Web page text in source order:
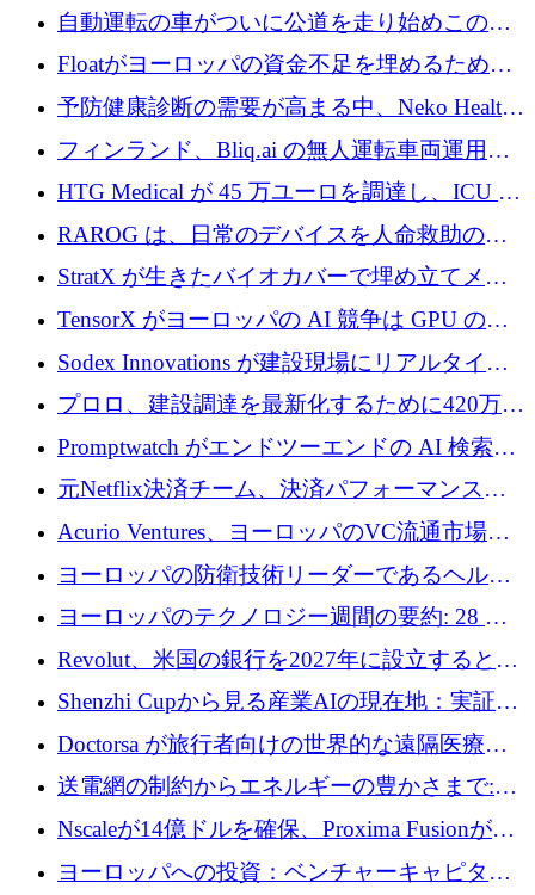
リーズ B で 3,200 万ドルを確保
自動運転の車がついに公道を走り始めこの国
が世界をリードしようとしている
Floatがヨーロッパの資金不足を埋めるために
シリーズAで450万ユーロを調達
予防健康診断の需要が高まる中、Neko Health
が 7 億ドルを調達
フィンランド、Bliq.ai の無人運転車両運用を
認可
HTG Medical が 45 万ユーロを調達し、ICU の
尿モニタリングを自動化するための MDR 認
証を獲得
RAROG は、日常のデバイスを人命救助の救
助ビーコンに変えるために 16 万 2,000 ユーロ
StratX が生きたバイオカバーで埋め立てメタ
ン対策に 119 万ドルを調達
TensorX がヨーロッパの AI 競争は GPU の所
有者によって決まると考える理由
Sodex Innovations が建設現場にリアルタイム
のインテリジェンスをもたらすために 400 万
ユーロを確保
プロロ、建設調達を最新化するために420万ポ
ンドを調達
Promptwatch がエンドツーエンドの AI 検索最
適化プラットフォームを拡張するために 600
万ユーロを調達
元Netflix決済チーム、決済パフォーマンスプ
ラットフォームNopanのためにこれまでに720
万ユーロを調達
Acurio Ventures、ヨーロッパのVC流通市場の
流動性を解放するために1億1,500万ユーロの
ファンドを立ち上げる
ヨーロッパの防衛技術リーダーであるヘルシ
ングは、180億ドルの評価額で18億ドルのシリ
ヨーロッパのテクノロジー週間の要約: 28 億
ユーロを超える 70 以上のテクノロジー資金調
Revolut、米国の銀行を2027年に設立すると米
国の社長が語る
Shenzhi Cupから見る産業AIの現在地：実証と
産業実装への道筋
Doctorsa が旅行者向けの世界的な遠隔医療プ
ラットフォームを拡大するために 100 万ユー
送電網の制約からエネルギーの豊かさまで:
Envision の Gobi X がヨーロッパの AI の未来
にどのように貢献できるか
Nscaleが14億ドルを確保、Proxima Fusionが4
億1,100万ユーロを獲得、Invest EuropeはVCの
ヨーロッパへの投資：ベンチャーキャピタル